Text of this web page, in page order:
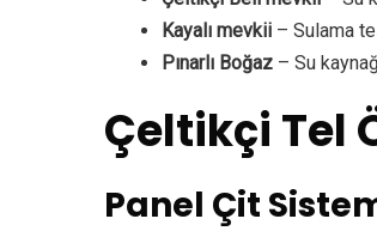
Kayalı mevkii – Sulama
Pınarlı Boğaz – Su
Çeltikçi Tel
Panel Çit